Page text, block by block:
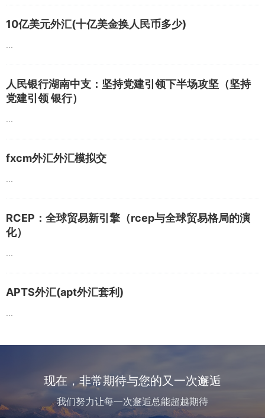
10亿美元外汇(十亿美金换人民币多少)
...
人民银行湖南中支：坚持党建引领下半场攻坚（坚持
党建引领 银行）
...
fxcm外汇外汇模拟交
...
RCEP：全球贸易新引擎（rcep与全球贸易格局的演
化）
...
APTS外汇(apt外汇套利)
...
现在，非常期待与您的又一次邂逅
我们努力让每一次邂逅总能超越期待